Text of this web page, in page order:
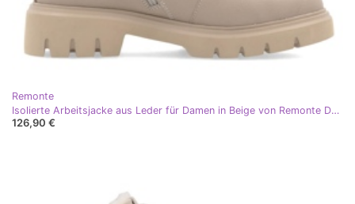
Remonte
Isolierte Arbeitsjacke aus Leder für Damen in Beige von Remonte D1W76-20
126,90 €